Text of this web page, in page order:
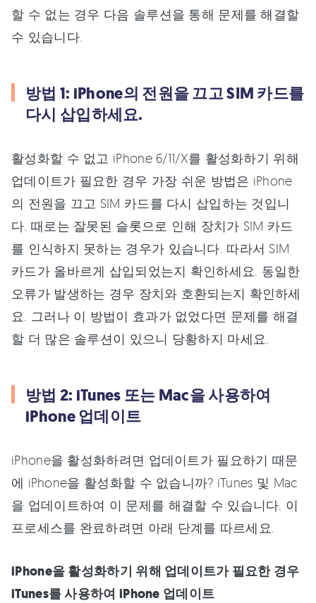
할 수 없는 경우 다음 솔루션을 통해 문제를 해결할
수 있습니다.
방법 1: iPhone의 전원을 끄고 SIM 카드를
다시 삽입하세요.
활성화할 수 없고 iPhone 6/11/X를 활성화하기 위해
업데이트가 필요한 경우 가장 쉬운 방법은 iPhone
의 전원을 끄고 SIM 카드를 다시 삽입하는 것입니
다. 때로는 잘못된 슬롯으로 인해 장치가 SIM 카드
를 인식하지 못하는 경우가 있습니다. 따라서 SIM
카드가 올바르게 삽입되었는지 확인하세요. 동일한
오류가 발생하는 경우 장치와 호환되는지 확인하세
요. 그러나 이 방법이 효과가 없었다면 문제를 해결
할 더 많은 솔루션이 있으니 당황하지 마세요.
방법 2: iTunes 또는 Mac을 사용하여
iPhone 업데이트
iPhone을 활성화하려면 업데이트가 필요하기 때문
에 iPhone을 활성화할 수 없습니까? iTunes 및 Mac
을 업데이트하여 이 문제를 해결할 수 있습니다. 이
프로세스를 완료하려면 아래 단계를 따르세요.
iPhone을 활성화하기 위해 업데이트가 필요한 경우
iTunes를 사용하여 iPhone 업데이트